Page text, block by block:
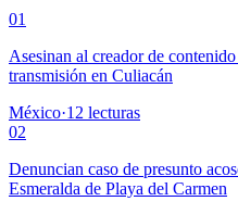
01
Asesinan al creador de
transmisión en Culiacán
México·12 lecturas
02
Denuncian caso de presunto
Esmeralda de Playa del Carmen